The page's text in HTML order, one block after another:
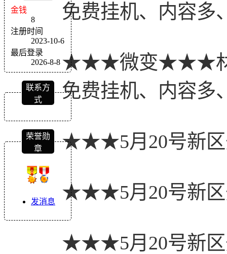
金钱
8
注册时间
2023-10-6
最后登录
2026-8-8
联系方
式
荣誉勋
章
发消息
免费挂机、内容
★★★微变★★★材
免费挂机、内容
★★★5月20号新
★★★5月20号新
★★★5月20号新